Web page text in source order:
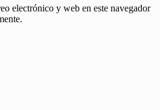
electrónico y web en este navegador